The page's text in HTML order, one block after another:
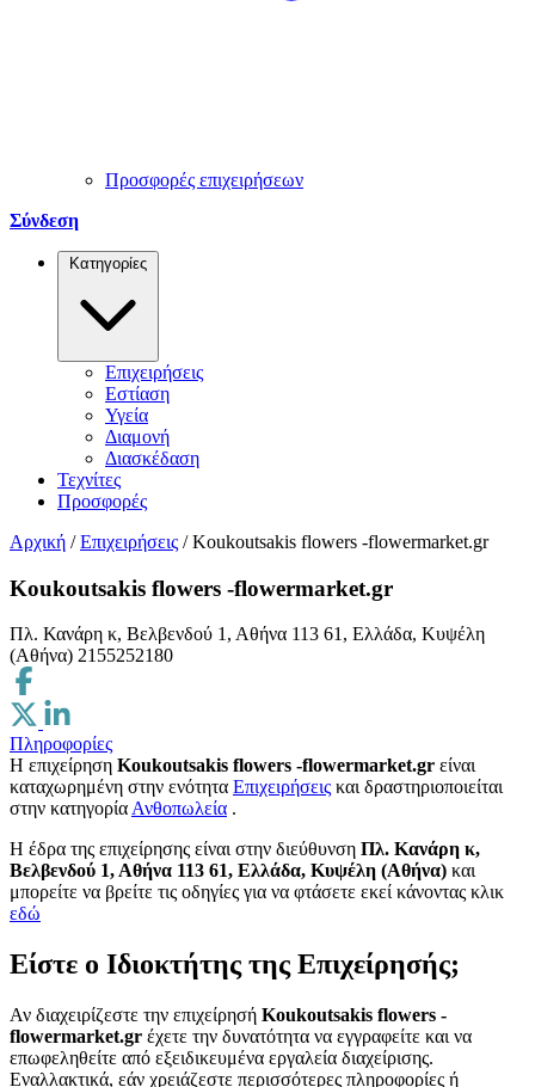
Προσφορές επιχειρήσεων
Σύνδεση
Κατηγορίες
Επιχειρήσεις
Εστίαση
Υγεία
Διαμονή
Διασκέδαση
Τεχνίτες
Προσφορές
Αρχική / Επιχειρήσεις / Koukoutsakis flowers -flowermarket.gr
Koukoutsakis flowers -flowermarket.gr
Πλ. Κανάρη κ, Βελβενδού 1, Αθήνα 113 61, Ελλάδα, Κυψέλη
(Αθήνα) 2155252180
Πληροφορίες
Η επιχείρηση Koukoutsakis flowers -flowermarket.gr είναι
καταχωρημένη στην ενότητα Επιχειρήσεις και δραστηριοποιείται
στην κατηγορίαΑνθοπωλεία .
H έδρα της επιχείρησης είναι στην διεύθυνση Πλ. Κανάρη κ,
Βελβενδού 1, Αθήνα 113 61, Ελλάδα, Κυψέλη (Αθήνα) και
μπορείτε να βρείτε τις οδηγίες για να φτάσετε εκεί κάνοντας κλικ
εδώ
Είστε ο Ιδιοκτήτης της Επιχείρησής;
Αν διαχειρίζεστε την επιχείρησή Koukoutsakis flowers -
flowermarket.gr έχετε την δυνατότητα να εγγραφείτε και να
επωφεληθείτε από εξειδικευμένα εργαλεία διαχείρισης.
Εναλλακτικά, εάν χρειάζεστε περισσότερες πληροφορίες ή